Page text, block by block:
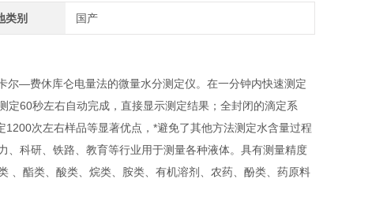
类别 国产
—费休库仑电量法的微量水分测定仪。在一分钟内快速测定
60秒左右自动完成，直接显示测定结果；全封闭的滴定系
次左右样品等显著优点，*避免了其他方法测定水含量过程
科研、铁路、教育等行业用于测量各种液体。具有测量精度
、酯类、酸类、烷类、胺类、有机溶剂、农药、酚类、药原料